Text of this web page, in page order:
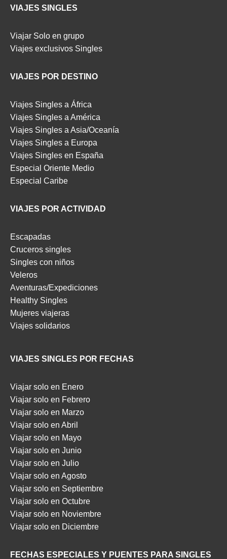
VIAJES SINGLES
Viajar Solo en grupo
Viajes exclusivos Singles
VIAJES POR DESTINO
Viajes Singles a África
Viajes Singles a América
Viajes Singles a Asia/Oceanía
Viajes Singles a Europa
Viajes Singles en España
Especial Oriente Medio
Especial Caribe
VIAJES POR ACTIVIDAD
Escapadas
Cruceros singles
Singles con niños
Veleros
Aventuras/Expediciones
Healthy Singles
Mujeres viajeras
Viajes solidarios
VIAJES SINGLES POR FECHAS
Viajar solo en Enero
Viajar solo en Febrero
Viajar solo en Marzo
Viajar solo en Abril
Viajar solo en Mayo
Viajar solo en Junio
Viajar solo en Julio
Viajar solo en Agosto
Viajar solo en Septiembre
Viajar solo en Octubre
Viajar solo en Noviembre
Viajar solo en Diciembre
FECHAS ESPECIALES Y PUENTES PARA SINGLES